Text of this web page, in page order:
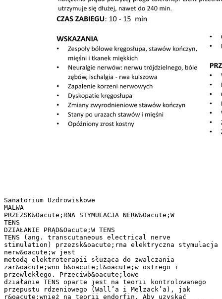
Sanatorium Uzdrowiskowe
MALWA
PRZEZSK&Oacute;RNA STYMULACJA NERW&Oacute;W
TENS
DZIAŁANIE PRĄD&Oacute;W TENS
TENS (ang. transcutaneous electrical nerve
stimulation) przezsk&oacute;rna elektryczna stymulacja
nerw&oacute;w jest
metodą elektroterapii służąca do zwalczania
zar&oacute;wno b&oacute;l&oacute;w ostrego i
przewlekłego. Przeciwb&oacute;lowe
działanie TENS oparte jest na teorii kontrolowanego
przepustu rdzeniowego (Wall’a i Melzack’a), jak
r&oacute;wnież na teorii endorfin. Aby uzyskać